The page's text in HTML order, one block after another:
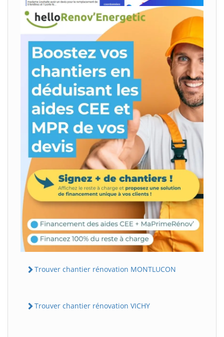
Trouver chantier rénovation MONTLUCON
Trouver chantier rénovation VICHY